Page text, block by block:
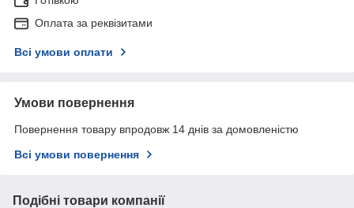
Оплата за реквізитами
Всі умови оплати
Умови повернення
Повернення товару впродовж 14 днів за домовленістю
Всі умови повернення
Подібні товари компанії